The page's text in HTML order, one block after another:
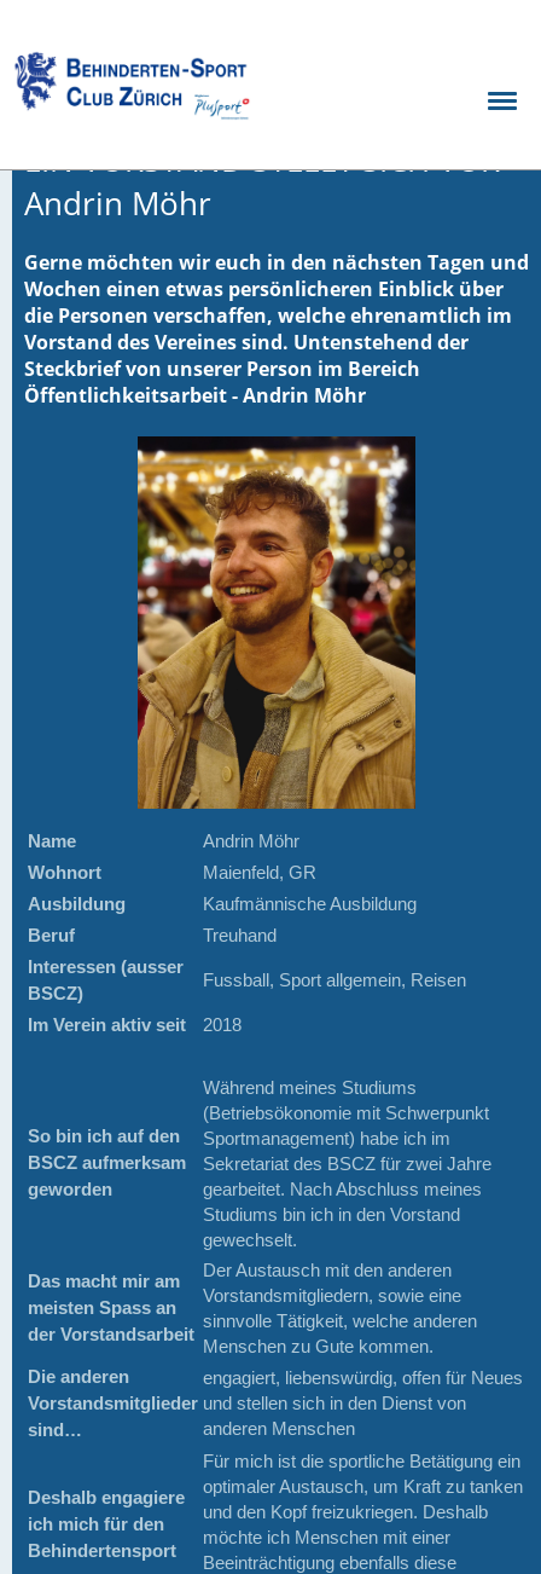
01.03.2023, Möhr Andrin
EIN VORSTAND STELLT SICH VOR -
Andrin Möhr
Gerne möchten wir euch in den nächsten Tagen und
Wochen einen etwas persönlicheren Einblick über
die Personen verschaffen, welche ehrenamtlich im
Vorstand des Vereines sind. Untenstehend der
Steckbrief von unserer Person im Bereich
Öffentlichkeitsarbeit - Andrin Möhr
Name Andrin Möhr
Wohnort Maienfeld, GR
Ausbildung Kaufmännische Ausbildung
Beruf Treuhand
Interessen (ausser
BSCZ)
Fussball, Sport allgemein, Reisen
Im Verein aktiv seit 2018
So bin ich auf den
BSCZ aufmerksam
geworden
Während meines Studiums
(Betriebsökonomie mit Schwerpunkt
Sportmanagement) habe ich im
Sekretariat des BSCZ für zwei Jahre
gearbeitet. Nach Abschluss meines
Studiums bin ich in den Vorstand
gewechselt.
Das macht mir am
meisten Spass an
der Vorstandsarbeit
Der Austausch mit den anderen
Vorstandsmitgliedern, sowie eine
sinnvolle Tätigkeit, welche anderen
Menschen zu Gute kommen.
Die anderen
Vorstandsmitglieder
sind…
engagiert, liebenswürdig, offen für Neues
und stellen sich in den Dienst von
anderen Menschen
Deshalb engagiere
ich mich für den
Behindertensport
Für mich ist die sportliche Betätigung ein
optimaler Austausch, um Kraft zu tanken
und den Kopf freizukriegen. Deshalb
möchte ich Menschen mit einer
Beeinträchtigung ebenfalls diese